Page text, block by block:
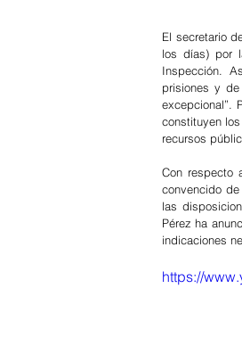
El secretario
los días) por
Inspección.
prisiones y
excepcional”.
constituyen
recursos
Con respecto
convencido
las
Pérez ha
indicaciones
https://